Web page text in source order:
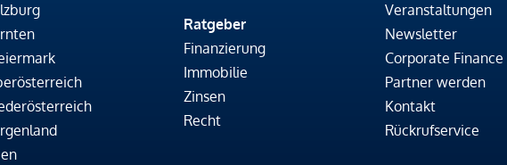
Ratgeber
Finanzierung
Immobilie
Zinsen
Recht
Veranstaltungen
Newsletter
Corporate Finance
Partner werden
Kontakt
Rückrufservice